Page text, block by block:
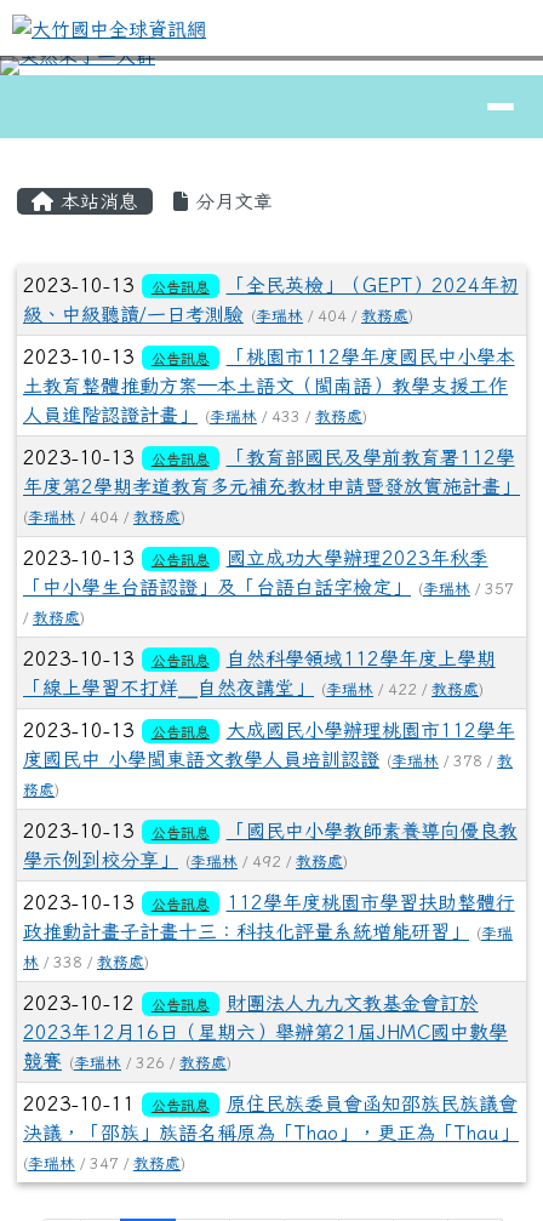
跳至主內容區
大竹國中全球資訊網
⏸
本站消息 分月文章
文章列表
2023-10-13 公告訊息
「全民英檢」（GEPT）2024年初
級、中級聽讀/一日考測驗
(李瑞林 / 404 / 教務處)
2023-10-13 公告訊息
「桃園市112學年度國民中小學本
土教育整體推動方案—本土語文（閩南語）教學支援工作
人員進階認證計畫」
(李瑞林 / 433 / 教務處)
2023-10-13 公告訊息
「教育部國民及學前教育署112學
年度第2學期孝道教育多元補充教材申請暨發放實施計畫」
(李瑞林 / 404 / 教務處)
2023-10-13 公告訊息
國立成功大學辦理2023年秋季
「中小學生台語認證」及「台語白話字檢定」
(李瑞林 / 357
/ 教務處)
2023-10-13 公告訊息
自然科學領域112學年度上學期
「線上學習不打烊╴自然夜講堂」
(李瑞林 / 422 / 教務處)
2023-10-13 公告訊息
大成國民小學辦理桃園市112學年
度國民中 小學閩東語文教學人員培訓認證 (李瑞林 / 378 / 教
務處)
2023-10-13 公告訊息
「國民中小學教師素養導向優良教
學示例到校分享」
(李瑞林 / 492 / 教務處)
2023-10-13 公告訊息
112學年度桃園市學習扶助整體行
政推動計畫子計畫十三：科技化評量系統增能研習」
(李瑞
林 / 338 / 教務處)
2023-10-12 公告訊息
財團法人九九文教基金會訂於
2023年12月16日（星期六）舉辦第21屆JHMC國中數學
競賽
(李瑞林 / 326 / 教務處)
2023-10-11 公告訊息
原住民族委員會函知邵族民族議會
決議，「邵族」族語名稱原為「Thao」，更正為「Thau」
(李瑞林 / 347 / 教務處)